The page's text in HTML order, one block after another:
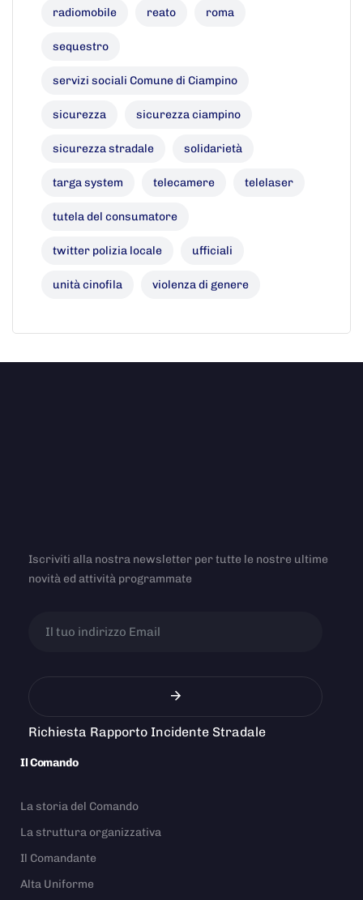
radiomobile reato roma
sequestro
servizi sociali Comune di Ciampino
sicurezza sicurezza ciampino
sicurezza stradale solidarietà
targa system telecamere telelaser
tutela del consumatore
twitter polizia locale ufficiali
unità cinofila violenza di genere
Iscriviti alla nostra newsletter per tutte le nostre ultime
novità ed attività programmate
Richiesta Rapporto Incidente Stradale
Il Comando
La storia del Comando
La struttura organizzativa
Il Comandante
Alta Uniforme